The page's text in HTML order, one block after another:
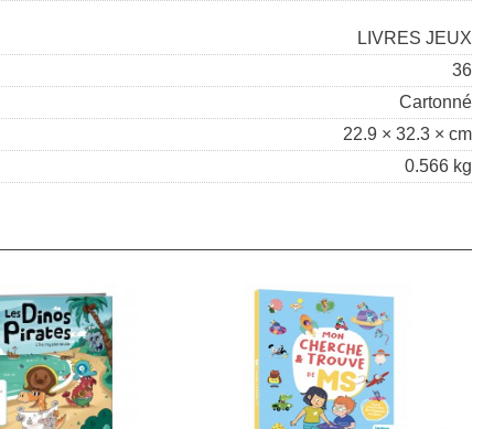
LIVRES JEUX
36
Cartonné
22.9 × 32.3 × cm
0.566 kg